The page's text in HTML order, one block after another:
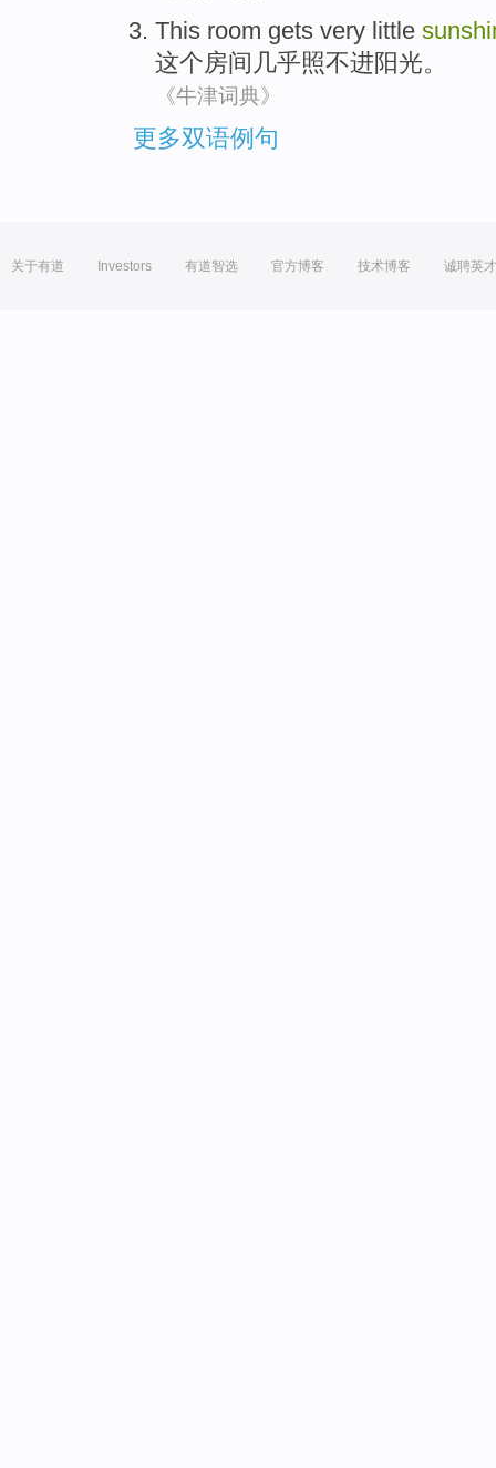
This room gets very little
这个房间 几乎照不进阳光。
《牛津词典》
更多双语例句
关于有道 Investors 有道智选 官方博客 技术博客 诚聘英才